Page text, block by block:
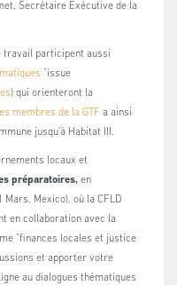
Secrétaire Exécutive de la
travail participent aussi
"issue
) qui orienteront la
membres de la GTF a ainsi
jusqu'à Habitat III.
locaux et
préparatoires, en
Mars, Mexico), où la CFLD
en collaboration avec la
"finances locales et justice
et apporter votre
au dialogues thématiques